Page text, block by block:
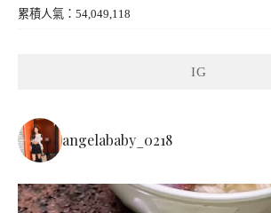
累積人氣：54,049,118
IG
angelababy_0218